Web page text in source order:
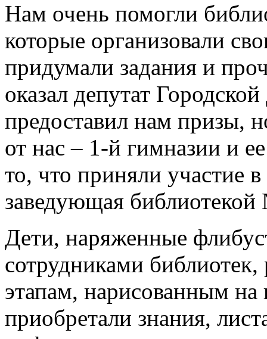
Нам очень помогли
которые организовали
придумали задания и
оказал депутат
предоставил нам призы,
от нас – 1-й гимназии и
то, что приняли участие
заведующая
Дети, наряженные
сотрудниками
этапам, нарисованным на
приобретали знания,